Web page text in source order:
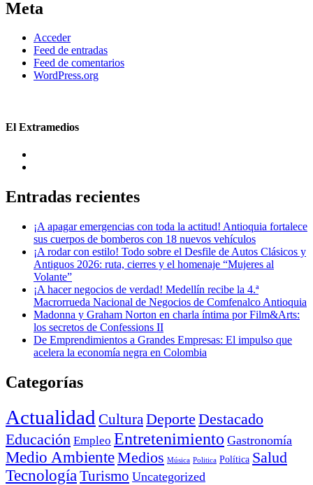
Meta
Acceder
Feed de entradas
Feed de comentarios
WordPress.org
El Extramedios
Entradas recientes
¡A apagar emergencias con toda la actitud! Antioquia fortalece
sus cuerpos de bomberos con 18 nuevos vehículos
¡A rodar con estilo! Todo sobre el Desfile de Autos Clásicos y
Antiguos 2026: ruta, cierres y el homenaje “Mujeres al
Volante”
¡A hacer negocios de verdad! Medellín recibe la 4.ª
Macrorrueda Nacional de Negocios de Comfenalco Antioquia
Madonna y Graham Norton en charla íntima por Film&Arts:
los secretos de Confessions II
De Emprendimientos a Grandes Empresas: El impulso que
acelera la economía negra en Colombia
Categorías
Actualidad Cultura Deporte Destacado
Educación Empleo Entretenimiento Gastronomía
Medio AmbienteMedios Música Politica Política Salud
Tecnología Turismo Uncategorized